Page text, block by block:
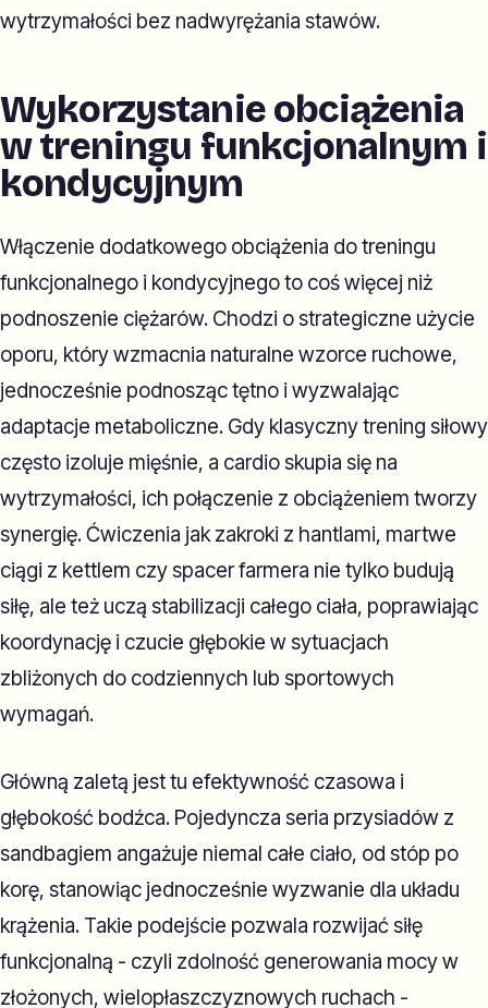
wytrzymałości bez nadwyrężania stawów.
Wykorzystanie obciążenia
w treningu funkcjonalnym i
kondycyjnym
Włączenie dodatkowego obciążenia do treningu
funkcjonalnego i kondycyjnego to coś więcej niż
podnoszenie ciężarów. Chodzi o strategiczne użycie
oporu, który wzmacnia naturalne wzorce ruchowe,
jednocześnie podnosząc tętno i wyzwalając
adaptacje metaboliczne. Gdy klasyczny trening siłowy
często izoluje mięśnie, a cardio skupia się na
wytrzymałości, ich połączenie z obciążeniem tworzy
synergię. Ćwiczenia jak zakroki z hantlami, martwe
ciągi z kettlem czy spacer farmera nie tylko budują
siłę, ale też uczą stabilizacji całego ciała, poprawiając
koordynację i czucie głębokie w sytuacjach
zbliżonych do codziennych lub sportowych
wymagań.
Główną zaletą jest tu efektywność czasowa i
głębokość bodźca. Pojedyncza seria przysiadów z
sandbagiem angażuje niemal całe ciało, od stóp po
korę, stanowiąc jednocześnie wyzwanie dla układu
krążenia. Takie podejście pozwala rozwijać siłę
funkcjonalną - czyli zdolność generowania mocy w
złożonych, wielopłaszczyznowych ruchach -